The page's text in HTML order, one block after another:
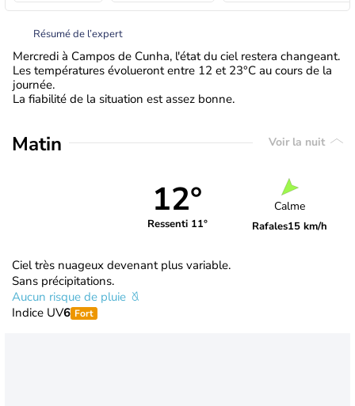
Résumé de l’expert
Mercredi à Campos de Cunha, l'état du ciel restera changeant.
Les températures évolueront entre 12 et 23°C au cours de la
journée.
La fiabilité de la situation est assez bonne.
Matin Voir la nuit
12°
Ressenti 11°
Calme
Rafales15 km/h
Ciel très nuageux devenant plus variable.
Sans précipitations.
Aucun risque de pluie
Indice UV6 Fort